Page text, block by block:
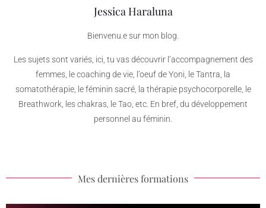
Jessica Haraluna
Bienvenu.e sur mon blog.
Les sujets sont variés, ici, tu vas découvrir l’accompagnement des
femmes, le coaching de vie, l’oeuf de Yoni, le Tantra, la
somatothérapie, le féminin sacré, la thérapie psychocorporelle, le
Breathwork, les chakras, le Tao, etc. En bref, du développement
personnel au féminin.
Mes dernières formations